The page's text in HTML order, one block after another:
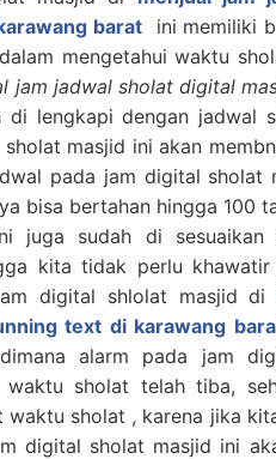
barat ini memiliki
mengetahui waktu
jam jadwal sholat digital
di lengkapi dengan jadwal
masjid ini akan
pada jam digital sholat
bisa bertahan hingga 100
juga sudah di sesuaikan
kita tidak perlu
digital shlolat masjid di
text di karawang
alarm pada jam
waktu sholat telah tiba,
waktu sholat , karena jika
digital sholat masjid ini